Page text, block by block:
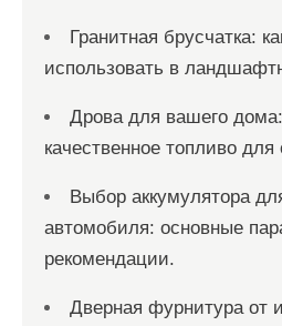
Гранитная брусчатка:
использовать в
Дрова для вашего
качественное топливо для
Выбор аккумулятора
автомобиля: основные
рекомендации.
Дверная фурнитура от